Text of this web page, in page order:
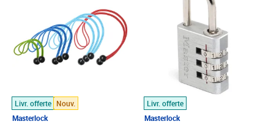
Livr. offerte Nouv.
Masterlock
Livr. offerte
Masterlock